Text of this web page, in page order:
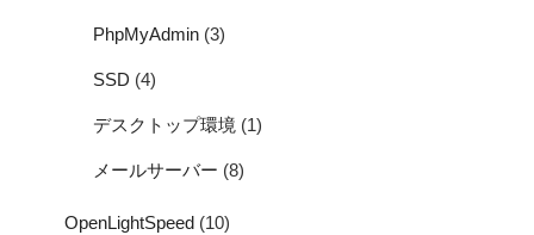
PhpMyAdmin (3)
SSD (4)
デスクトップ環境 (1)
メールサーバー (8)
OpenLightSpeed (10)